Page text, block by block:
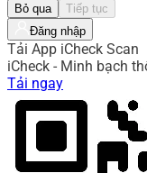
Bỏ qua
Tiếp tục
Đăng nhập
Tải App iCheck Scan
iCheck - Minh bạch
Tải ngay